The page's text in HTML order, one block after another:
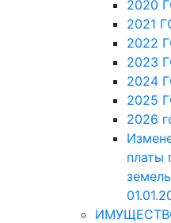
2020
2021
2022
2023
2024
2025
2026
платы